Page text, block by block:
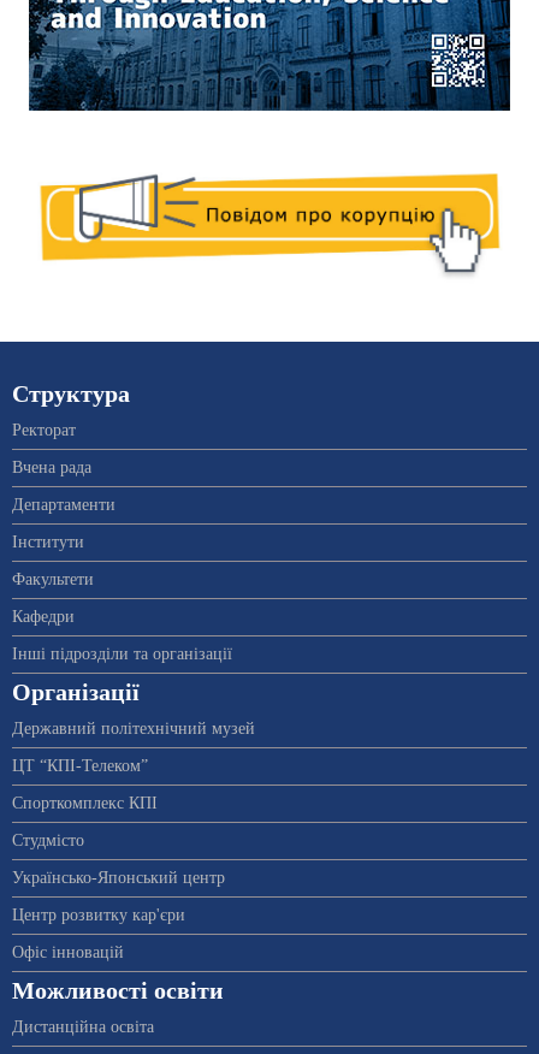
Структура
Ректорат
Вчена рада
Департаменти
Інститути
Факультети
Кафедри
Інші підрозділи та організації
Організації
Державний політехнічний музей
ЦТ “КПІ-Телеком”
Спорткомплекс КПІ
Студмісто
Українсько-Японський центр
Центр розвитку кар'єри
Офіс інновацій
Можливості освіти
Дистанційна освіта